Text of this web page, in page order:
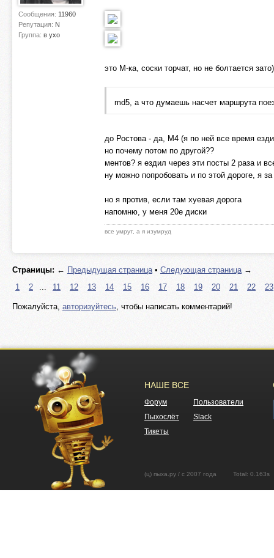
Сообщения: 11960
Репутация: N
Группа: в ухо
это М-ка, соски торчат, но не болтается
md5, а что думаешь насчет маршрута
до Ростова - да, М4 (я по ней все время
но почему потом по другой??
ментов? я ездил через эти посты 2 раза и
ну можно попробовать и по этой дороге, я
но я против, если там хуевая дорога
напомню, у меня 20е диски
все умрут, а я изумруд
Страницы: ← Предыдущая страница• Следующая страница→
1
2 ... 11 12 13 14 15 16 17 18 19 20 21 22 23
Пожалуйста, авторизуйтесь, чтобы написать комментарий!
НАШЕ ВСЕ
Форум
Пользователи
Пыхослёт
Slack
Тикеты
(ц) пыха.ру / с 2007 года Total: